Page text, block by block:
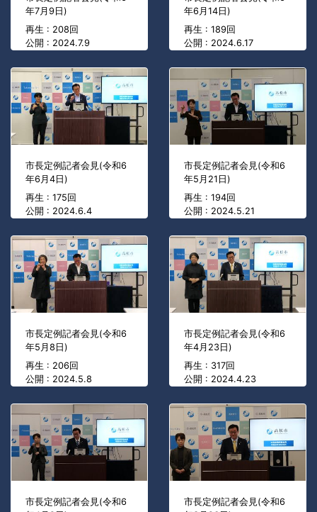
年7月9日)
再生 : 208回
公開 : 2024.7.9
年6月14日)
再生 : 189回
公開 : 2024.6.17
市長定例記者会見(令和6
年6月4日)
再生 : 175回
公開 : 2024.6.4
市長定例記者会見(令和6
年5月21日)
再生 : 194回
公開 : 2024.5.21
市長定例記者会見(令和6
年5月8日)
再生 : 206回
公開 : 2024.5.8
市長定例記者会見(令和6
年4月23日)
再生 : 317回
公開 : 2024.4.23
市長定例記者会見(令和6
市長定例記者会見(令和6